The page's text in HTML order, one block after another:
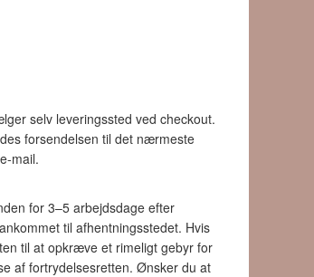
selv leveringssted ved checkout.
forsendelsen til det nærmeste
mail.
for 3–5 arbejdsdage efter
til afhentningsstedet. Hvis
til at opkræve et rimeligt gebyr for
af fortrydelsesretten. Ønsker du at